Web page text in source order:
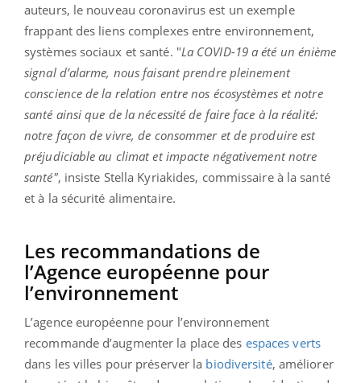
auteurs, le nouveau coronavirus est un exemple
frappant des liens complexes entre environnement,
systèmes sociaux et santé. "La COVID-19 a été un énième
signal d’alarme, nous faisant prendre pleinement
conscience de la relation entre nos écosystèmes et notre
santé ainsi que de la nécessité de faire face à la réalité:
notre façon de vivre, de consommer et de produire est
préjudiciable au climat et impacte négativement notre
santé", insiste Stella Kyriakides, commissaire à la santé
et à la sécurité alimentaire.
Les recommandations de
l’Agence européenne pour
l’environnement
L’agence européenne pour l’environnement
recommande d’augmenter la place des espaces verts
dans les villes pour préserver la biodiversité, améliorer